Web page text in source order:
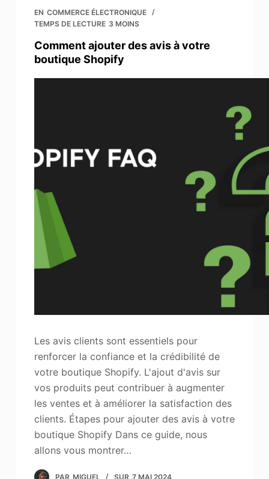
EN COMMERCE ÉLECTRONIQUE
TEMPS DE LECTURE 3 MOINS
Comment ajouter des avis à votre
boutique Shopify
Les avis clients sont essentiels pour
renforcer la confiance et la crédibilité de
votre boutique Shopify. L'ajout d'avis sur
vos produits peut contribuer à augmenter
les ventes et à améliorer la satisfaction des
clients. Étapes pour ajouter des avis à votre
boutique Shopify Dans ce guide, nous
allons vous montrer…
PAR MIGUEL SUR 7 MAI 2024